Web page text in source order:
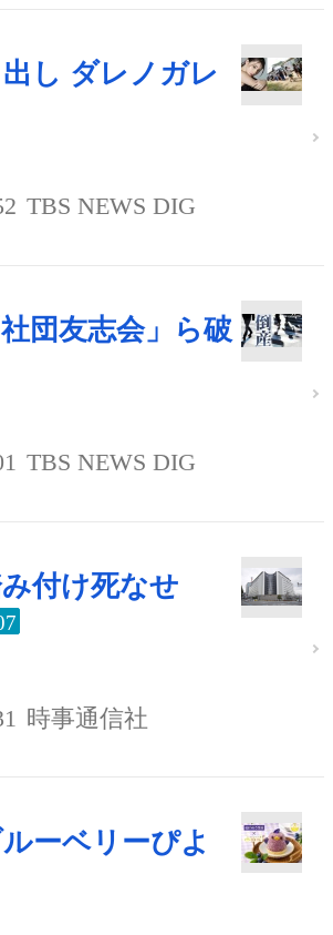
し ダレノガレ
TBS NEWS DIG
団友志会」ら破
TBS NEWS DIG
付け死なせ
時事通信社
ーベリーぴよ